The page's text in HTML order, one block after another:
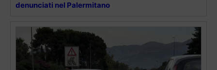
denunciati nel Palermitano